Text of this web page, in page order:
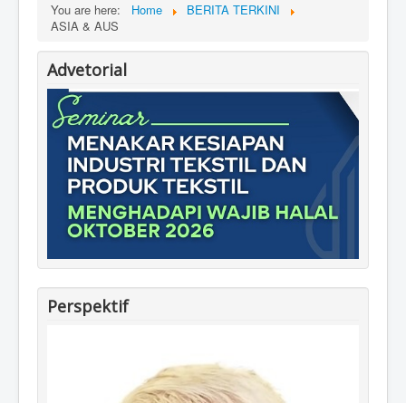
You are here: Home
BERITA TERKINI
ASIA & AUS
Advetorial
Perspektif